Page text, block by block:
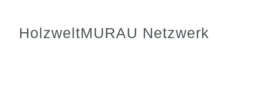
HolzweltMURAU Netzwerk